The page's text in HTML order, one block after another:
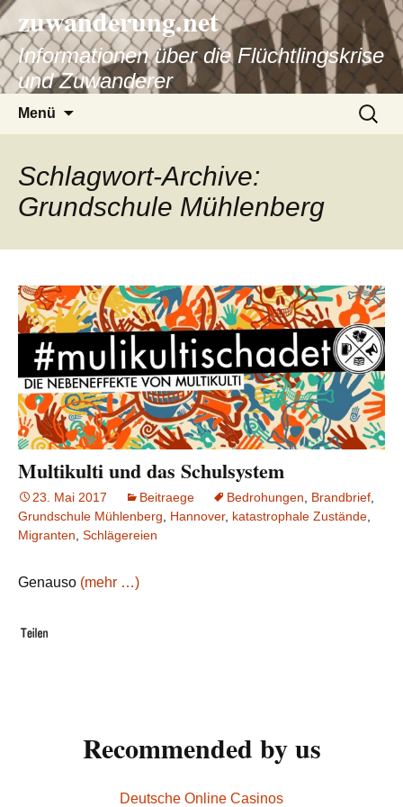
zuwanderung.net
Informationen über die Flüchtlingskrise
und Zuwanderer
Menü
Suche
nach:
Schlagwort-Archive:
Grundschule Mühlenberg
Multikulti und das Schulsystem
23. Mai 2017 Beitraege Bedrohungen, Brandbrief,
Grundschule Mühlenberg, Hannover, katastrophale Zustände,
Migranten, Schlägereien
Genauso (mehr …)
Recommended by us
Deutsche Online Casinos